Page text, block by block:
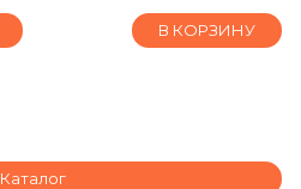
В КОРЗИНУ
Каталог